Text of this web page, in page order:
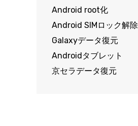
Android root化
Android SIMロック解除
Galaxyデータ復元
Androidタブレット
京セラデータ復元